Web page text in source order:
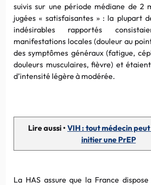
suivis sur une période médiane de 2
jugées « satisfaisantes » : la plupart
indésirables rapportés
manifestations locales (douleur au
des symptômes généraux (fatigue,
douleurs musculaires, fièvre) et
d’intensité légère à modérée.
Lire aussi • VIH : tout médecin
initier une PrEP
La HAS assure que la France